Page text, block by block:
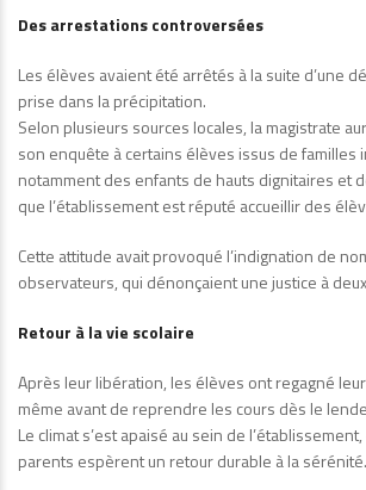
Des arrestations controversées
Les élèves avaient été arrêtés à la suite d’une
prise dans la précipitation.
Selon plusieurs sources locales, la magistrate
son enquête à certains élèves issus de familles
notamment des enfants de hauts dignitaires et
que l’établissement est réputé accueillir des
Cette attitude avait provoqué l’indignation de
observateurs, qui dénonçaient une justice à
Retour à la vie scolaire
Après leur libération, les élèves ont regagné
même avant de reprendre les cours dès le
Le climat s’est apaisé au sein de
parents espèrent un retour durable à la sérénité.